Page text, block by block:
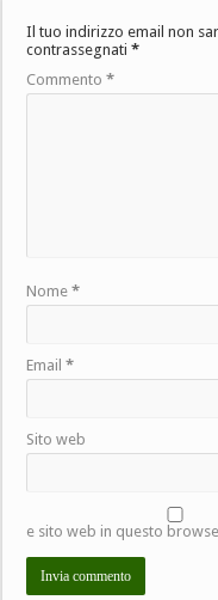
Il tuo indirizzo email non
contrassegnati*
Commento*
Nome*
Email*
Sito web
e sito web in questo